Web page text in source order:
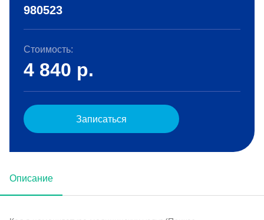
Описание
980523
Стоимость:
4 840 р.
Записаться